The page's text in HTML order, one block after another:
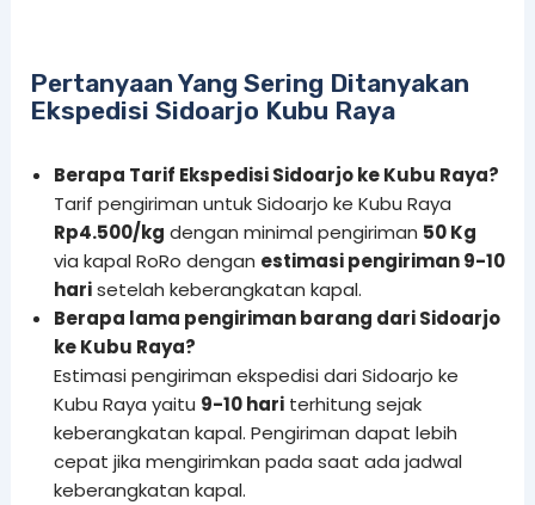
Pertanyaan Yang Sering Ditanyakan
Ekspedisi Sidoarjo Kubu Raya
Berapa Tarif Ekspedisi Sidoarjo ke Kubu Raya?
Tarif pengiriman untuk Sidoarjo ke Kubu Raya
Rp4.500/kg dengan minimal pengiriman 50 Kg
via kapal RoRo dengan estimasi pengiriman 9-10
harisetelah keberangkatan kapal.
Berapa lama pengiriman barang dari Sidoarjo
ke Kubu Raya?
Estimasi pengiriman ekspedisi dari Sidoarjo ke
Kubu Raya yaitu 9-10 hariterhitung sejak
keberangkatan kapal. Pengiriman dapat lebih
cepat jika mengirimkan pada saat ada jadwal
keberangkatan kapal.